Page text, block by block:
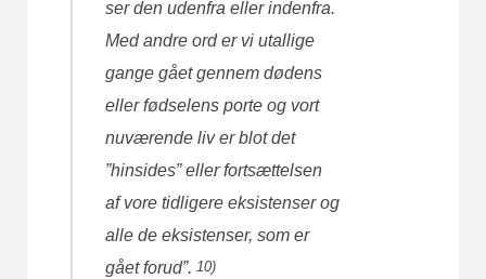
ser den udenfra eller indenfra.
Med andre ord er vi utallige
gange gået gennem dødens
eller fødselens porte og vort
nuværende liv er blot det
”hinsides” eller fortsættelsen
af vore tidligere eksistenser og
alle de eksistenser, som er
gået forud”. 10)